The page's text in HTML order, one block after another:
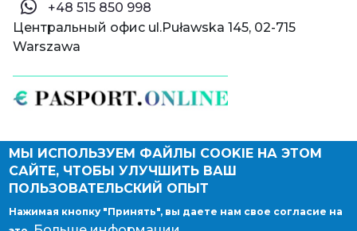
© Паспорт Онлайн 2019—2026
Политика конфиденциальности
Оферта и конфиденциальность:РФ
Правовые документы
‪+48 515 850 998‬
Центральный офис ul.Puławska 145, 02-715
Warszawa
МЫ ИСПОЛЬЗУЕМ ФАЙЛЫ COOKIE НА ЭТОМ
САЙТЕ, ЧТОБЫ УЛУЧШИТЬ ВАШ
ПОЛЬЗОВАТЕЛЬСКИЙ ОПЫТ
Нажимая кнопку "Принять", вы даете нам свое согласие на